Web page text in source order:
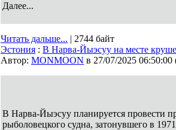
Далее...
Читать дальше... | 2744 байт
Эстония : В Нарва-Йыэсуу на месте
Автор: MONMOON в 27/07/2025 06:50:00
В Нарва-Йыэсуу планируется провести
рыболовецкого судна, затонувшего в